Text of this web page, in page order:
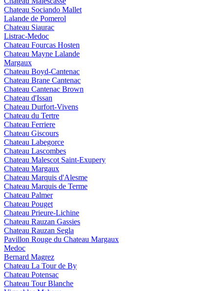
Chateau Sociando Mallet
Lalande de Pomerol
Chateau Siaurac
Listrac-Medoc
Chateau Fourcas Hosten
Chateau Mayne Lalande
Margaux
Chateau Boyd-Cantenac
Chateau Brane Cantenac
Chateau Cantenac Brown
Chateau d'Issan
Chateau Durfort-Vivens
Chateau du Tertre
Chateau Ferriere
Chateau Giscours
Chateau Labegorce
Chateau Lascombes
Chateau Malescot Saint-Exupery
Chateau Margaux
Chateau Marquis d'Alesme
Chateau Marquis de Terme
Chateau Palmer
Chateau Pouget
Chateau Prieure-Lichine
Chateau Rauzan Gassies
Chateau Rauzan Segla
Pavillon Rouge du Chateau Margaux
Medoc
Bernard Magrez
Chateau La Tour de By
Chateau Potensac
Chateau Tour Blanche